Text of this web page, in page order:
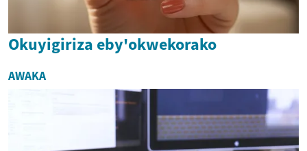
Okuyigiriza eby'okwekorako
AWAKA